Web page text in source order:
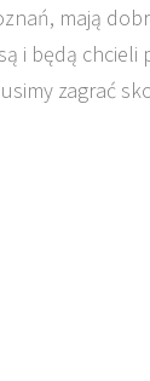
mają
i będą chcieli
zagrać